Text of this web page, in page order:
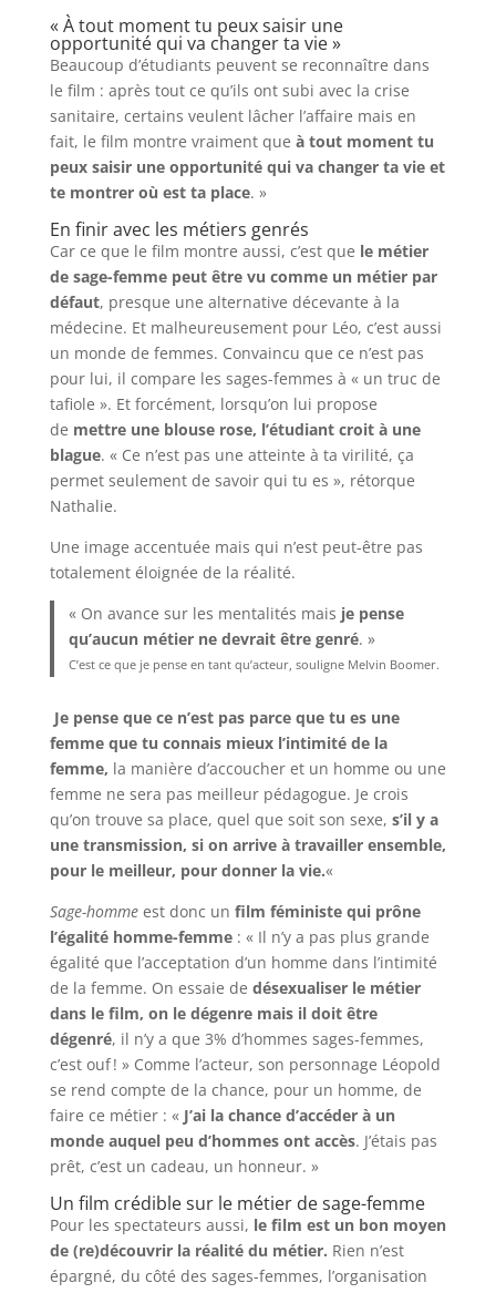
« À tout moment tu peux saisir une
opportunité qui va changer ta vie »
Beaucoup d’étudiants peuvent se reconnaître dans
le film : après tout ce qu’ils ont subi avec la crise
sanitaire, certains veulent lâcher l’affaire mais en
fait, le film montre vraiment que à tout moment tu
peux saisir une opportunité qui va changer ta vie et
te montrer où est ta place. »
En finir avec les métiers genrés
Car ce que le film montre aussi, c’est que le métier
de sage-femme peut être vu comme un métier par
défaut, presque une alternative décevante à la
médecine. Et malheureusement pour Léo, c’est aussi
un monde de femmes. Convaincu que ce n’est pas
pour lui, il compare les sages-femmes à « un truc de
tafiole ». Et forcément, lorsqu’on lui propose
de mettre une blouse rose, l’étudiant croit à une
blague. « Ce n’est pas une atteinte à ta virilité, ça
permet seulement de savoir qui tu es », rétorque
Nathalie.
Une image accentuée mais qui n’est peut-être pas
totalement éloignée de la réalité.
« On avance sur les mentalités mais je pense
qu’aucun métier ne devrait être genré. »
C’est ce que je pense en tant qu’acteur, souligne Melvin Boomer.
Je pense que ce n’est pas parce que tu es une
femme que tu connais mieux l’intimité de la
femme, la manière d’accoucher et un homme ou une
femme ne sera pas meilleur pédagogue. Je crois
qu’on trouve sa place, quel que soit son sexe, s’il y a
une transmission, si on arrive à travailler ensemble,
pour le meilleur, pour donner la vie.«
Sage-hommeest donc un film féministe qui prône
l’égalité homme-femme: « Il n’y a pas plus grande
égalité que l’acceptation d’un homme dans l’intimité
de la femme. On essaie de désexualiser le métier
dans le film, on le dégenre mais il doit être
dégenré, il n’y a que 3% d’hommes sages-femmes,
c’est ouf ! » Comme l’acteur, son personnage Léopold
se rend compte de la chance, pour un homme, de
faire ce métier : « J’ai la chance d’accéder à un
monde auquel peu d’hommes ont accès. J’étais pas
prêt, c’est un cadeau, un honneur. »
Un film crédible sur le métier de sage-femme
Pour les spectateurs aussi, le film est un bon moyen
de (re)découvrir la réalité du métier. Rien n’est
épargné, du côté des sages-femmes, l’organisation